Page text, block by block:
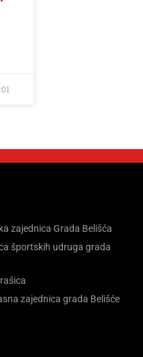
zajednica Grada Belišća
športskih udruga grada
zajednica grada Belišće